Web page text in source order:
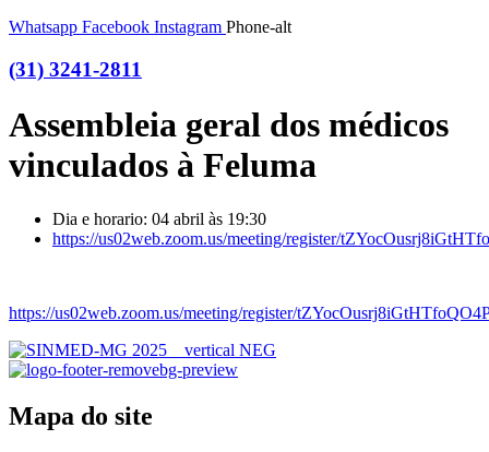
Whatsapp Facebook Instagram Phone-alt
(31) 3241-2811
Assembleia geral dos médicos
vinculados à Feluma
Dia e horario: 04 abril às 19:30
https://us02web.zoom.us/meeting/register/
https://us02web.zoom.us/meeting/register/
Mapa do site